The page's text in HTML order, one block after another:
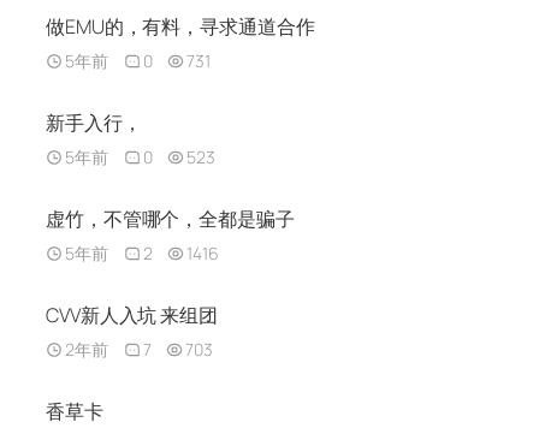
做EMU的，有料，寻求通道合作
5年前 0 731
新手入行，
5年前 0 523
虚竹，不管哪个，全都是骗子
5年前 2 1416
CVV新人入坑 来组团
2年前 7 703
香草卡